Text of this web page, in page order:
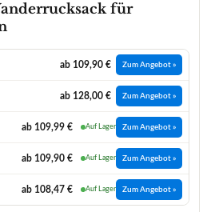
für
ab 109,90 € Zum Angebot »
ab 128,00 € Zum Angebot »
ab 109,99 € Auf Lager Zum Angebot »
ab 109,90 € Auf Lager Zum Angebot »
ab 108,47 € Auf Lager Zum Angebot »